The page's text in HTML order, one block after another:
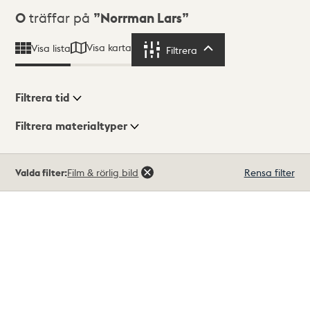
Sökresultat
0 träffar på Norrman Lars
Visa lista Visa karta Filtrera
Visningsläge
Filtrera tid
Filtrera materialtyper
träffar
Valda filter:Film & rörlig bild Rensa filter